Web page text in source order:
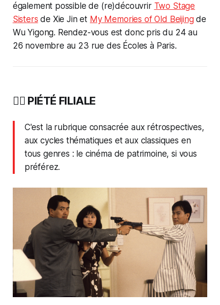
également possible de (re)découvrir Two Stage
Sisters de Xie Jin et My Memories of Old Beijingde
Wu Yigong. Rendez-vous est donc pris du 24 au
26 novembre au 23 rue des Écoles à Paris.
🙇‍♀️ PIÉTÉ FILIALE
C'est la rubrique consacrée aux rétrospectives,
aux cycles thématiques et aux classiques en
tous genres : le cinéma de patrimoine, si vous
préférez.